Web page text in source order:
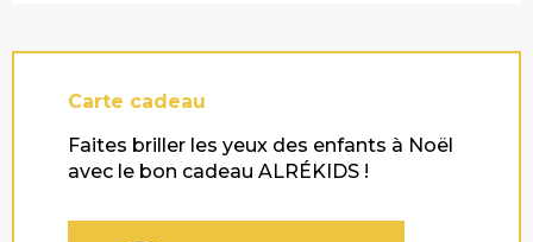
Carte cadeau
Faites briller les yeux des enfants à Noël
avec le bon cadeau ALRÉKIDS !